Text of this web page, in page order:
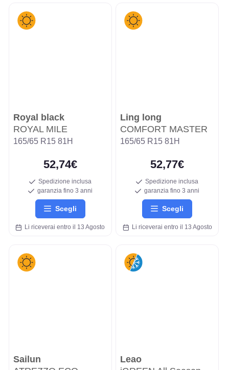
Royal black
ROYAL MILE
165/65 R15 81H
52,74€
Spedizione inclusa
garanzia fino 3 anni
Scegli
Li riceverai entro il 13 Agosto
Ling long
COMFORT MASTER
165/65 R15 81H
52,77€
Spedizione inclusa
garanzia fino 3 anni
Scegli
Li riceverai entro il 13 Agosto
Sailun
Leao